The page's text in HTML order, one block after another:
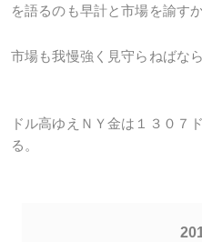
を語るのも早計と市場を諭す
市場も我慢強く見守らねばなら
ドル高ゆえＮＹ金は１３０７
る。